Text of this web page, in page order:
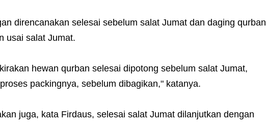
direncanakan selesai sebelum salat Jumat dan daging qurban
usai salat Jumat.
hewan qurban selesai dipotong sebelum salat Jumat,
packingnya, sebelum dibagikan," katanya.
juga, kata Firdaus, selesai salat Jumat dilanjutkan dengan